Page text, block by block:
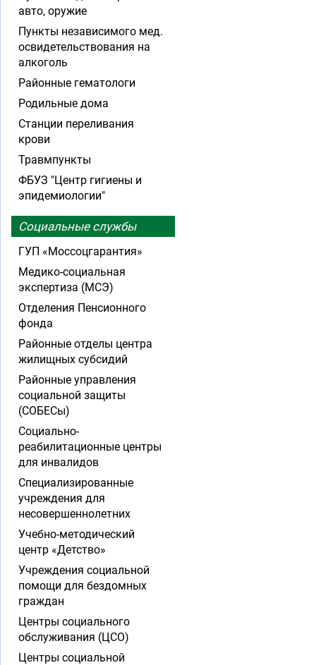
авто, оружие
Пункты независимого мед.
освидетельствования на
алкоголь
Районные гематологи
Родильные дома
Станции переливания
крови
Травмпункты
ФБУЗ "Центр гигиены и
эпидемиологии"
Социальные службы
ГУП «Моссоцгарантия»
Медико-социальная
экспертиза (МСЭ)
Отделения Пенсионного
фонда
Районные отделы центра
жилищных субсидий
Районные управления
социальной защиты
(СОБЕСы)
Социально-
реабилитационные центры
для инвалидов
Специализированные
учреждения для
несовершеннолетних
Учебно-методический
центр «Детство»
Учреждения социальной
помощи для бездомных
граждан
Центры социального
обслуживания (ЦСО)
Центры социальной